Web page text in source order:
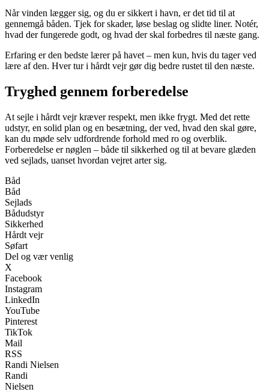
Når vinden lægger sig, og du er sikkert i havn, er det tid til at
gennemgå båden. Tjek for skader, løse beslag og slidte liner. Notér,
hvad der fungerede godt, og hvad der skal forbedres til næste gang.
Erfaring er den bedste lærer på havet – men kun, hvis du tager ved
lære af den. Hver tur i hårdt vejr gør dig bedre rustet til den næste.
Tryghed gennem forberedelse
At sejle i hårdt vejr kræver respekt, men ikke frygt. Med det rette
udstyr, en solid plan og en besætning, der ved, hvad den skal gøre,
kan du møde selv udfordrende forhold med ro og overblik.
Forberedelse er nøglen – både til sikkerhed og til at bevare glæden
ved sejlads, uanset hvordan vejret arter sig.
Båd
Båd
Sejlads
Bådudstyr
Sikkerhed
Hårdt vejr
Søfart
Del og vær venlig
X
Facebook
Instagram
LinkedIn
YouTube
Pinterest
TikTok
Mail
RSS
Randi Nielsen
Randi
Nielsen